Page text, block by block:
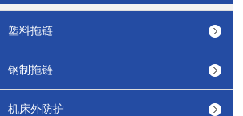
塑料拖链
钢制拖链
机床外防护